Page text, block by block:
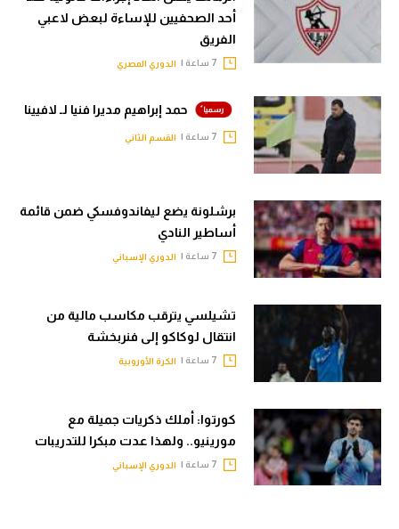
أحد الصحفيين للإساءة لبعض لاعبي
الفريق
الدوري المصري
حمد إبراهيم مديرا فنيا لـ لافيينا
القسم الثاني
برشلونة يضع ليفاندوفسكي ضمن قائمة
أساطير النادي
الدوري الإسباني
تشيلسي يترقب مكاسب مالية من
انتقال لوكاكو إلى فنربخشة
الكرة الأوروبية
كورتوا: أملك ذكريات جميلة مع
مورينيو.. ولهذا عدت مبكرا للتدريبات
الدوري الإسباني